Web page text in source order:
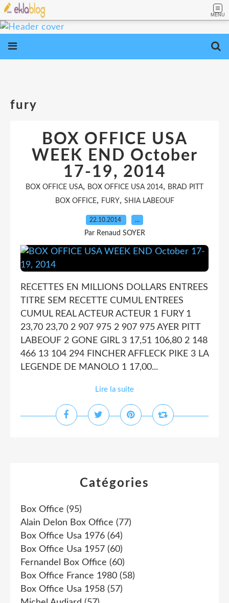
MENU
fury
BOX OFFICE USA
WEEK END October
17-19, 2014
BOX OFFICE USA, BOX OFFICE USA 2014, BRAD PITT
BOX OFFICE, FURY, SHIA LABEOUF
22.10.2014 …
Par Renaud SOYER
RECETTES EN MILLIONS DOLLARS ENTREES
TITRE SEM RECETTE CUMUL ENTREES
CUMUL REAL ACTEUR ACTEUR 1 FURY 1
23,70 23,70 2 907 975 2 907 975 AYER PITT
LABEOUF 2 GONE GIRL 3 17,51 106,80 2 148
466 13 104 294 FINCHER AFFLECK PIKE 3 LA
LEGENDE DE MANOLO 1 17,00...
Lire la suite
Catégories
Box Office (95)
Alain Delon Box Office (77)
Box Office Usa 1976 (64)
Box Office Usa 1957 (60)
Fernandel Box Office (60)
Box Office France 1980 (58)
Box Office Usa 1958 (57)